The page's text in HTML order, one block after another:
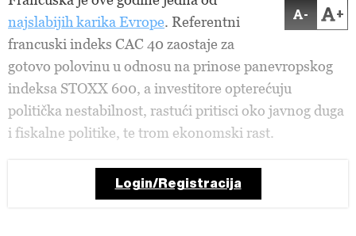
- +
najslabijih karika Evrope. Referentni
francuski indeks CAC 40 zaostaje za
gotovo polovinu u odnosu na prinose panevropskog
indeksa STOXX 600, a investitore opterećuju
politička nestabilnost, rastući pritisci oko javnog duga
i fiskalne politike, te trom ekonomski rast.
Login/Registracija